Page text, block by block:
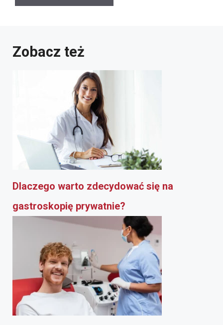
Zobacz też
Dlaczego warto zdecydować się na
gastroskopię prywatnie?